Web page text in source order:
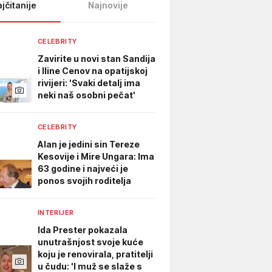
Najnovije
CELEBRITY
Zavirite u novi stan Sandija
i Iline Cenov na opatijskoj
rivijeri: 'Svaki detalj ima
neki naš osobni pečat'
CELEBRITY
Alan je jedini sin Tereze
Kesovije i Mire Ungara: Ima
63 godine i najveći je
ponos svojih roditelja
INTERIJER
Ida Prester pokazala
unutrašnjost svoje kuće
koju je renovirala, pratitelji
u čudu: 'I muž se slaže s